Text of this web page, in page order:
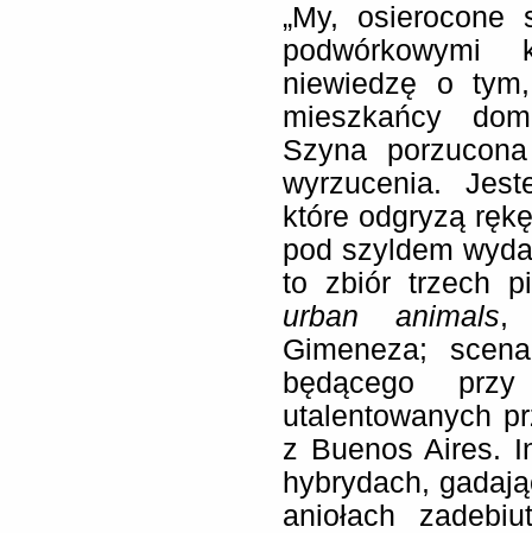
„My, osierocone
niewiedzę o
mieszkańcy
Szyna
wyrzucenia.
które odgryzą
pod szyldem
to zbiór trzech
urban animals,
Gimeneza;
będącego
utalentowanych
z Buenos Aires.
hybrydach,
aniołach